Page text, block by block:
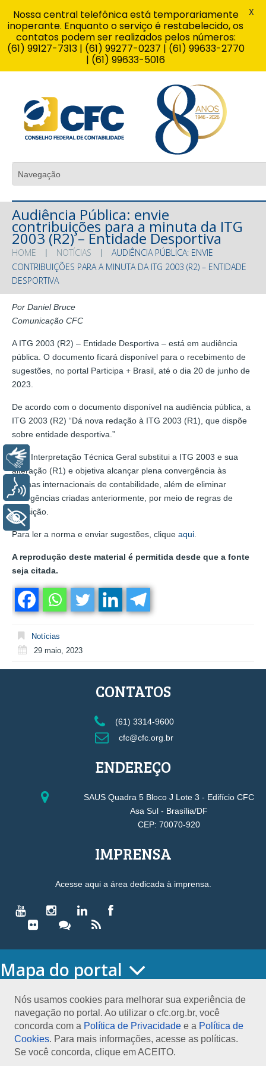
Audiência Pública: envie
contribuições para a minuta da ITG
2003 (R2) – Entidade Desportiva
HOME NOTÍCIAS
AUDIÊNCIA PÚBLICA: ENVIE
CONTRIBUIÇÕES PARA A MINUTA DA ITG 2003 (R2) – ENTIDADE
DESPORTIVA
Por Daniel Bruce
Comunicação CFC
A ITG 2003 (R2) – Entidade Desportiva – está em audiência
pública. O documento ficará disponível para o recebimento de
sugestões, no portal Participa + Brasil, até o dia 20 de junho de
2023.
De acordo com o documento disponível na audiência pública, a
ITG 2003 (R2) “Dá nova redação à ITG 2003 (R1), que dispõe
sobre entidade desportiva.”
Esta Interpretação Técnica Geral substitui a ITG 2003 e sua
alteração (R1) e objetiva alcançar plena convergência às
normas internacionais de contabilidade, além de eliminar
divergências criadas anteriormente, por meio de regras de
transição.
Para ler a norma e enviar sugestões, clique aqui
A reprodução deste material é permitida desde que a fonte
seja citada.
Notícias
29 maio, 2023
Nós usamos cookies para melhorar sua experiência de
navegação no portal. Ao utilizar o cfc.org.br, você
concorda com a Política de Privacidade e a Política de
Cookies. Para mais informações, acesse as políticas.
Se você concorda, clique em ACEITO.
CONTATOS
(61) 3314-9600
cfc@cfc.org.br
ENDEREÇO
SAUS Quadra 5 Bloco J Lote 3 - Edifício CFC
Asa Sul - Brasília/DF
CEP: 70070-920
IMPRENSA
Acesse aqui a área dedicada à imprensa.
Mapa do portal
O CONSELHO
Conselho Diretor
Nossa Sede
Planejamento
Organograma
Nossa central telefônica está temporariamente
inoperante. Enquanto o serviço é restabelecido, os
contatos podem ser realizados pelos números:
(61) 99127-7313 | (61) 99277-0237 | (61) 99633-2770
| (61) 99633-5016
X
Libras
Voz
+ Acessibilidade